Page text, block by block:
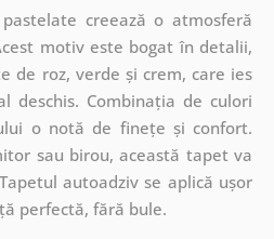
creează o atmosferă
motiv este bogat în detalii,
de roz, verde și crem, care ies
deschis. Combinația de culori
o notă de finețe și confort.
sau birou, această tapet va
autoadziv se aplică ușor
perfectă, fără bule.